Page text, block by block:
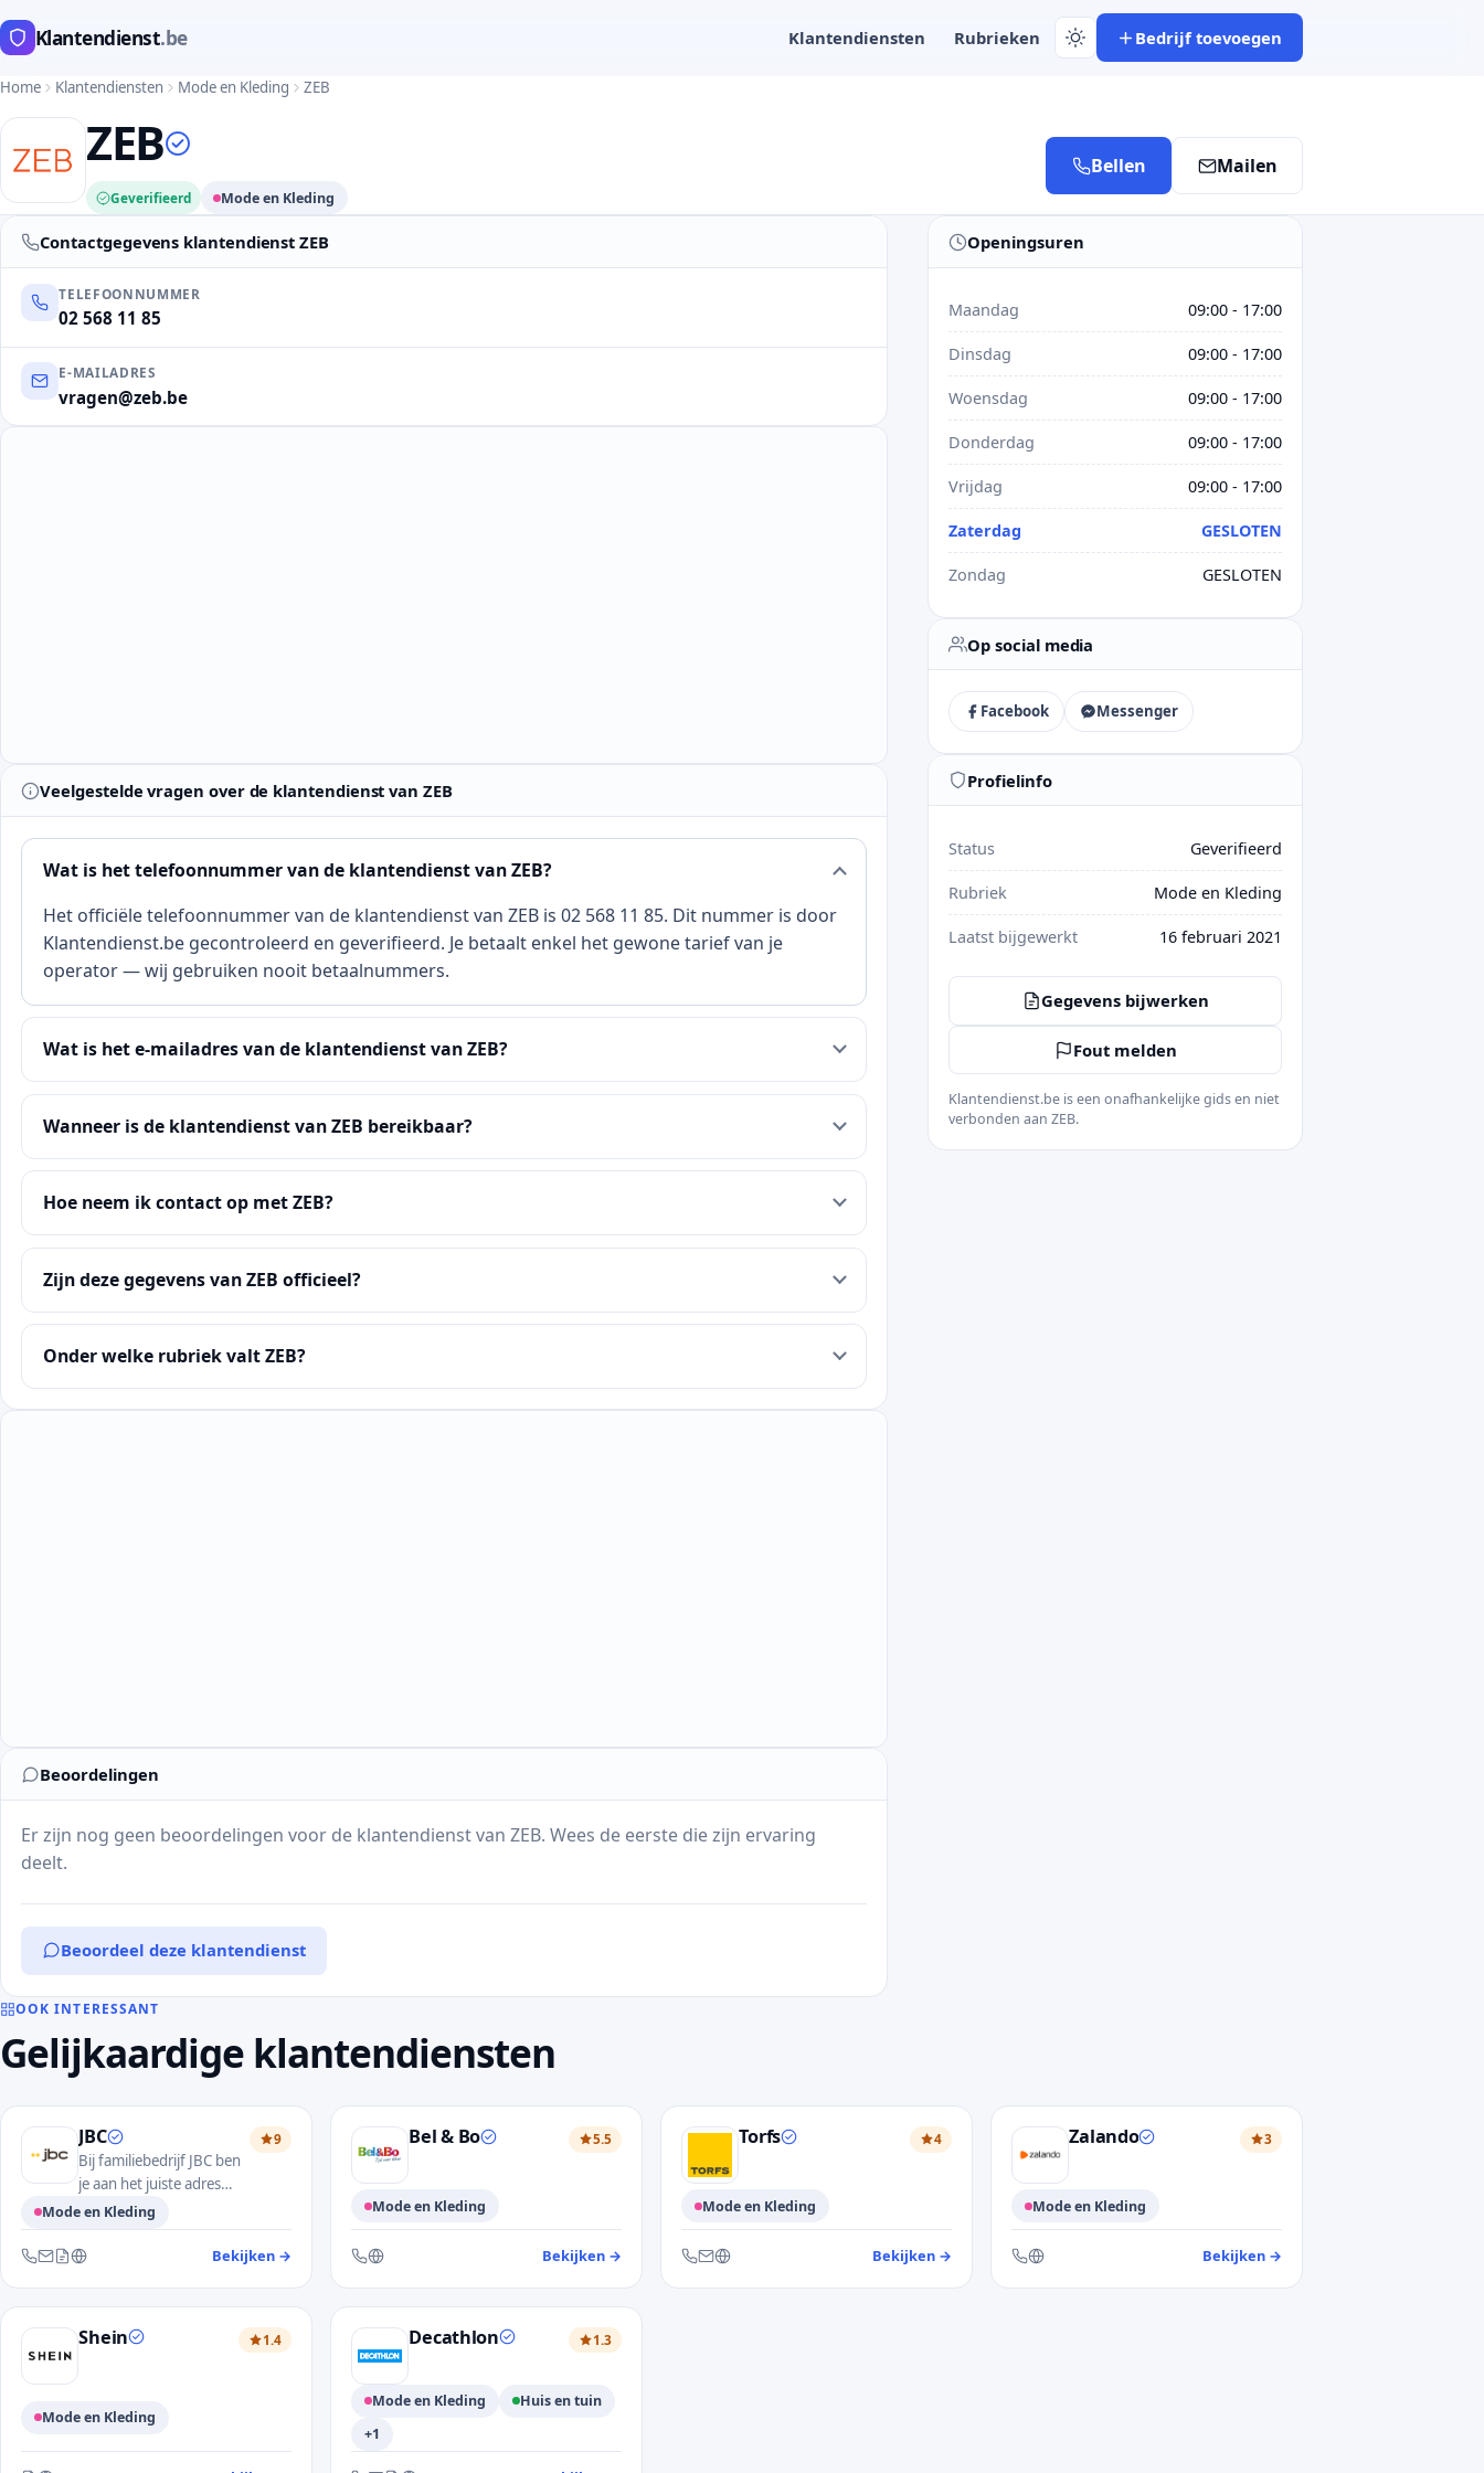
Klantendienst.be Klantendiensten Rubrieken Bedrijf toevoegen
Home Klantendiensten Mode en Kleding ZEB
ZEB
Geverifieerd Mode en Kleding
Bellen Mailen
Contactgegevens klantendienst ZEB
TELEFOONNUMMER
02 568 11 85
E-MAILADRES
vragen@zeb.be
Veelgestelde vragen over de klantendienst van ZEB
Wat is het telefoonnummer van de klantendienst van ZEB?
Het officiële telefoonnummer van de klantendienst van ZEB is 02 568 11 85. Dit nummer is door
Klantendienst.be gecontroleerd en geverifieerd. Je betaalt enkel het gewone tarief van je
operator — wij gebruiken nooit betaalnummers.
Wat is het e-mailadres van de klantendienst van ZEB?
Wanneer is de klantendienst van ZEB bereikbaar?
Hoe neem ik contact op met ZEB?
Zijn deze gegevens van ZEB officieel?
Onder welke rubriek valt ZEB?
Beoordelingen
Er zijn nog geen beoordelingen voor de klantendienst van ZEB. Wees de eerste die zijn ervaring
deelt.
Beoordeel deze klantendienst
Openingsuren
Maandag 09:00 - 17:00
Dinsdag 09:00 - 17:00
Woensdag 09:00 - 17:00
Donderdag 09:00 - 17:00
Vrijdag 09:00 - 17:00
Zaterdag GESLOTEN
Zondag GESLOTEN
Op social media
Facebook Messenger
Profielinfo
Status Geverifieerd
Rubriek Mode en Kleding
Laatst bijgewerkt 16 februari 2021
Gegevens bijwerken
Fout melden
Klantendienst.be is een onafhankelijke gids en niet
verbonden aan ZEB.
OOK INTERESSANT
Gelijkaardige klantendiensten
JBC
Bij familiebedrijf JBC ben
je aan het juiste adres
voor een ruim
assortiment aan
kinderkleding, mode
9
Mode en Kleding
Bereikbaar via telefoon, e-mail, contactformulier en website
Bekijken → — klantendienst JBC
Bel & Bo 5.5
Mode en Kleding
Bereikbaar via telefoon en website
Bekijken → — klantendienst Bel & Bo
Torfs 4
Mode en Kleding
Bereikbaar via telefoon, e-mail en website
Bekijken → — klantendienst Torfs
Zalando 3
Mode en Kleding
Bereikbaar via telefoon en website
Bekijken →
Shein 1.4
Mode en Kleding
Decathlon 1.3
Mode en Kleding
Huis en tuin
+1